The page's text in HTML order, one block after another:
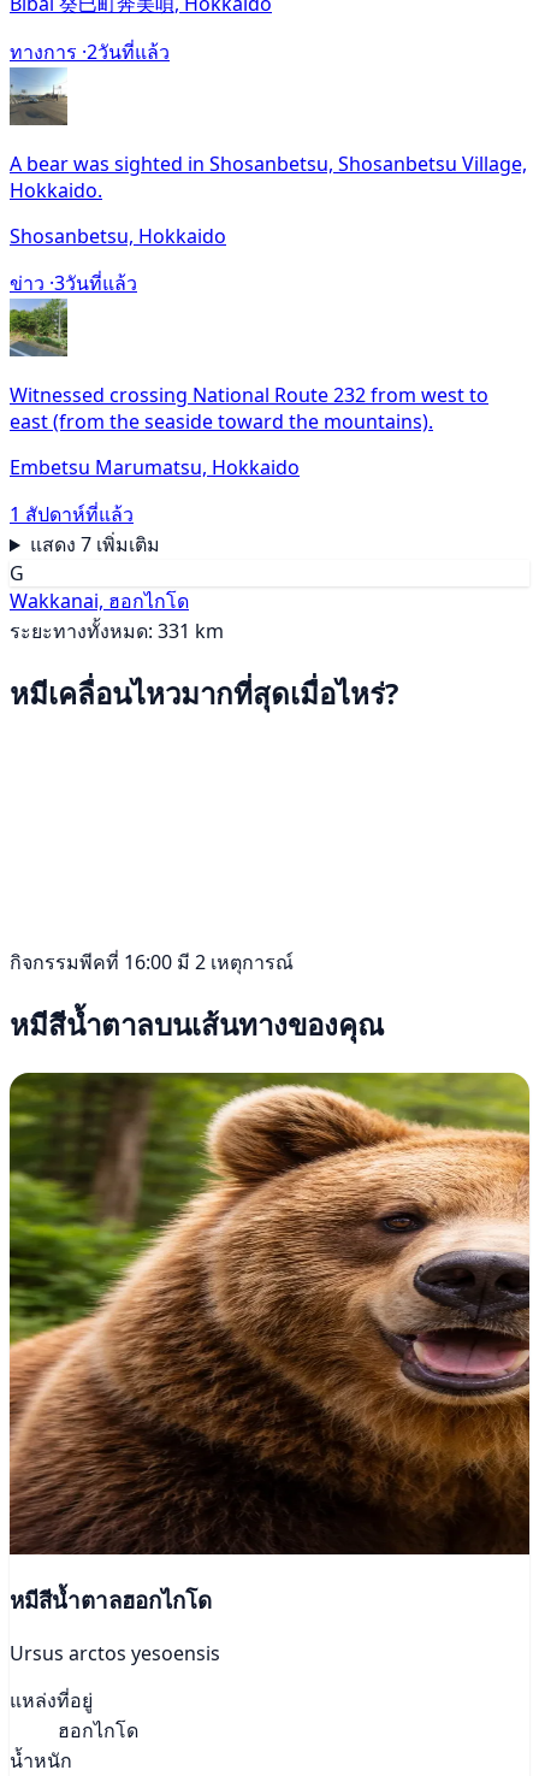
ทางการ ·2วันที่แล้ว
A bear was sighted in Shosanbetsu, Shosanbetsu Village,
Hokkaido.
Shosanbetsu, Hokkaido
ข่าว ·3วันที่แล้ว
Witnessed crossing National Route 232 from west to
east (from the seaside toward the mountains).
Embetsu Marumatsu, Hokkaido
1 สัปดาห์ที่แล้ว
แสดง 7 เพิ่มเติม
G
Wakkanai, ฮอกไกโด
ระยะทางทั้งหมด: 331 km
หมีเคลื่อนไหวมากที่สุดเมื่อไหร่?
กิจกรรมพีคที่ 16:00 มี 2 เหตุการณ์
หมีสีน้ำตาลบนเส้นทางของคุณ
หมีสีน้ำตาลฮอกไกโด
Ursus arctos yesoensis
แหล่งที่อยู่
ฮอกไกโด
น้ำหนัก